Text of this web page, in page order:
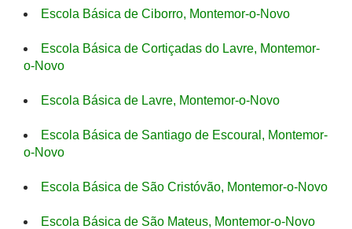
Escola Básica de Ciborro, Montemor-o-Novo
Escola Básica de Cortiçadas do Lavre, Montemor-
o-Novo
Escola Básica de Lavre, Montemor-o-Novo
Escola Básica de Santiago de Escoural, Montemor-
o-Novo
Escola Básica de São Cristóvão, Montemor-o-Novo
Escola Básica de São Mateus, Montemor-o-Novo